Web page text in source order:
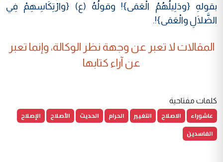
بقولهِ {ودَلِيلُهُمُ الْعَمَى}! وقولُهُ (ع) {وارْتِكَاسِهِمْ فِي
الضَّلَالِ والْعَمَى}!.
المقالات لا تعبر عن وجهة نظر الوكالة، وإنما تعبر
عن آراء كتابها
كلمات مفتاحية
عاشوراء الاصلاح التغيير الحرام الحديث الأصلاح
الإصلاح
الفاسدين